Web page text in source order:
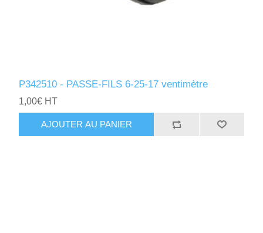
P342510 - PASSE-FILS 6-25-17 ventimètre
1,00€ HT
AJOUTER AU PANIER